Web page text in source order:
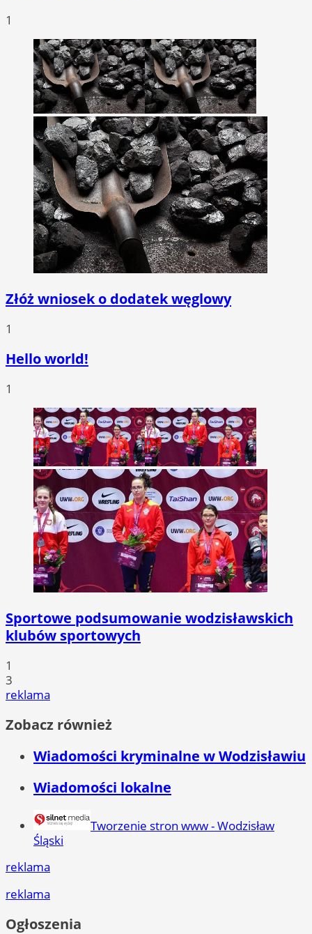
1
Złóż wniosek o dodatek węglowy
1
Hello world!
1
Sportowe podsumowanie wodzisławskich
klubów sportowych
1
3
reklama
Zobacz również
Wiadomości kryminalne w Wodzisławiu
Wiadomości lokalne
Tworzenie stron www - Wodzisław
Śląski
reklama
reklama
Ogłoszenia